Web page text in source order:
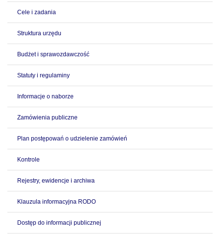
Cele i zadania
Struktura urzędu
Budżet i sprawozdawczość
Statuty i regulaminy
Informacje o naborze
Zamówienia publiczne
Plan postępowań o udzielenie zamówień
Kontrole
Rejestry, ewidencje i archiwa
Klauzula informacyjna RODO
Dostęp do informacji publicznej